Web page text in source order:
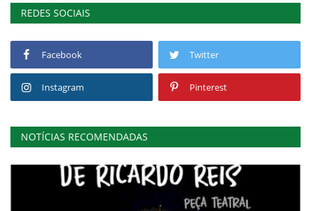
REDES SOCIAIS
Facebook Twitter
Instagram Pinterest
NOTÍCIAS RECOMENDADAS